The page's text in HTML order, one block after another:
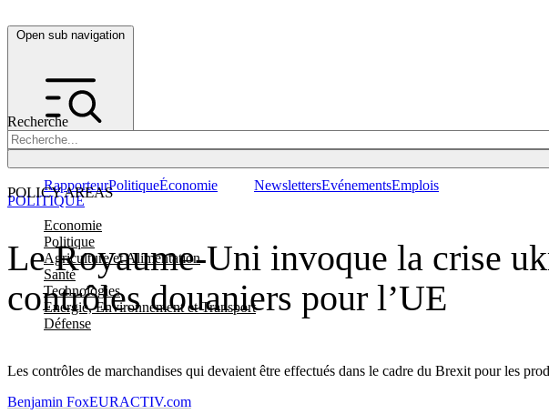
Open sub navigation
Recherche
POLICY AREAS
Economie
Politique
Agriculture et Alimentation
Santé
Technologies
Energie, Environnement et Transport
Défense
RapporteurPolitiqueÉconomie NewslettersEvénementsEmplois
Le Royaume-Uni invoque la crise
contrôles douaniers pour l’UE
Les contrôles de marchandises qui devaient être effectués dans le cadre du Brexit pour les
POLITIQUE
Benjamin FoxEURACTIV.com